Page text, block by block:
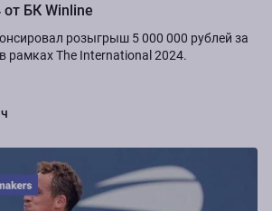
БК Winline
розыгрыш 5 000 000 рублей за
рамках The International 2024.